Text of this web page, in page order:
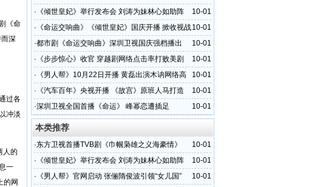
《命
深
过各
冲淡
人的
一
的网
10-01
· 《倾世皇妃》举行发布会 刘涛为妹林心如助阵
10-01
· 《命运交响曲》《倾世皇妃》国庆开播 掀收视战
10-01
·都市剧《命运交响曲》深圳卫视国庆强档播出
10-01
· 《步步惊心》收官 穿越剧网络点击率打败美剧
10-01
· 《男人帮》10月22日开播 黄磊出演木讷网络高
手
10-01
· 《汽车百年》央视开播 《故宫》原班人马打造
10-01
·深圳卫视全国首播《命运》 峰幂恋遭插足
本类推荐
10-01
·东方卫视首播TVB剧《巾帼枭雄之义海豪情》
10-01
· 《倾世皇妃》举行发布会 刘涛为妹林心如助阵
10-01
· 《男人帮》官网启动 张俪隋俊波引领“女儿国”